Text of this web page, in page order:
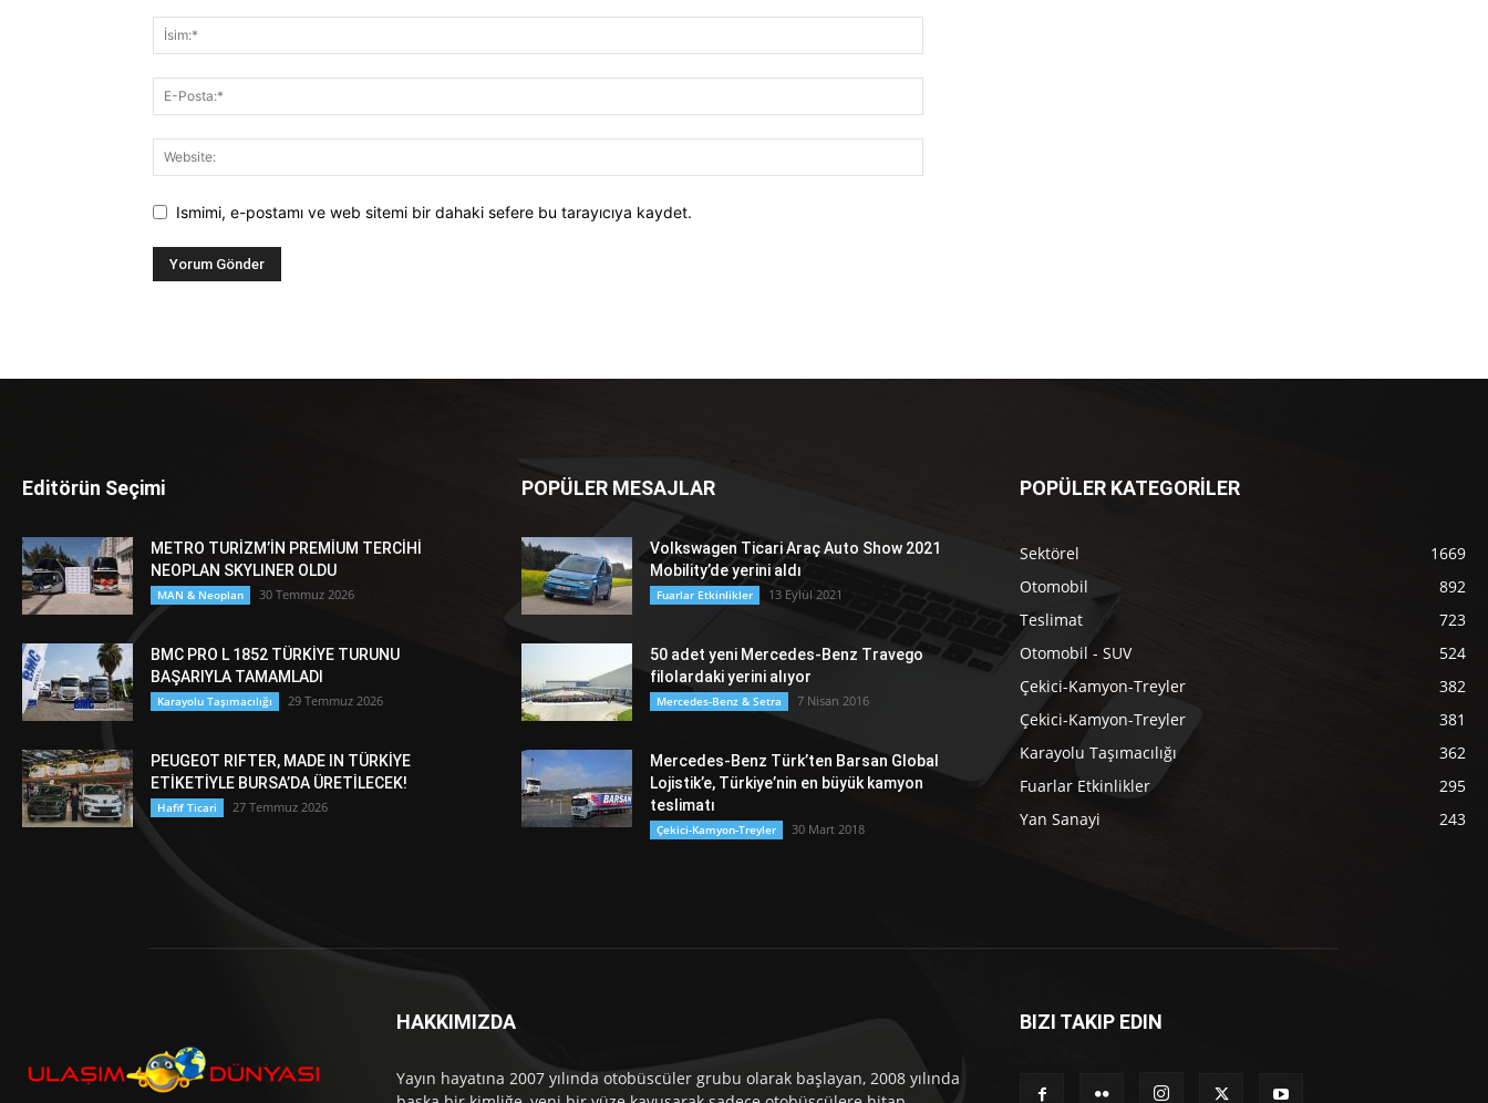
Ismimi, e-postamı ve web sitemi bir dahaki sefere bu tarayıcıya kaydet.
Editörün Seçimi
METRO TURİZM’İN PREMİUM TERCİHİ
NEOPLAN SKYLINER OLDU
MAN & Neoplan 30 Temmuz 2026
BMC PRO L 1852 TÜRKİYE TURUNU
BAŞARIYLA TAMAMLADI
Karayolu Taşımacılığı 29 Temmuz 2026
PEUGEOT RIFTER, MADE IN TÜRKİYE
ETİKETİYLE BURSA’DA ÜRETİLECEK!
Hafif Ticari 27 Temmuz 2026
POPÜLER MESAJLAR
Volkswagen Ticari Araç Auto Show 2021
Mobility’de yerini aldı
Fuarlar Etkinlikler 13 Eylül 2021
50 adet yeni Mercedes-Benz Travego
filolardaki yerini alıyor
Mercedes-Benz & Setra 7 Nisan 2016
Mercedes-Benz Türk’ten Barsan Global
Lojistik’e, Türkiye’nin en büyük kamyon
teslimatı
Çekici-Kamyon-Treyler 30 Mart 2018
POPÜLER KATEGORİLER
Sektörel
1669
Otomobil
892
Teslimat
723
Otomobil - SUV
524
Çekici-Kamyon-Treyler
382
Çekici-Kamyon-Treyler
381
Karayolu Taşımacılığı
362
Fuarlar Etkinlikler
295
Yan Sanayi
243
HAKKIMIZDA
Yayın hayatına 2007 yılında otobüscüler grubu olarak başlayan, 2008 yılında
BIZI TAKIP EDIN